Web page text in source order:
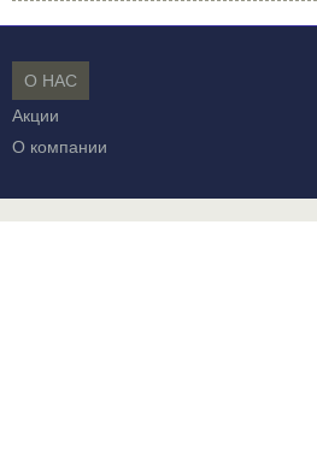
О НАС
Акции
О компании